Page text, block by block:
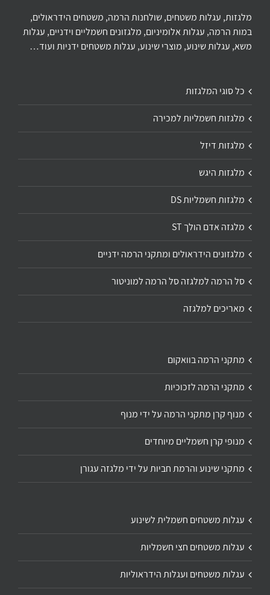
מלגזות, עגלות משטחים, שולחנות הרמה, משטחים הידראולים,
במות הרמה, עגלות אלומיניום, מלגזונים חשמליים וידניים, עגלות
משא, עגלות שינוע, מוצרי שינוע, עגלות משטחים ידניות ועוד…
כל סוגי המלגזות
מלגזות חשמליות למכירה
מלגזות דיזל
מלגזות היגש
מלגזות חשמליות DS
מלגזה אדם הולך ST
מלגזונים הידראולים ומתקני הרמה ידניים
סל הרמה למלגזה סל הרמה למוניטור
מאריכים למלגזה
מתקני הרמה בוואקום
מתקני הרמה לזכוכיות
מנוף קרן מתקני הרמה על ידי מנוף
מנופי קרן חשמליים מיוחדים
מתקני שינוע והרמת חביות על ידי מלגזה עגורן
עגלות משטחים חשמלית לשינוע
עגלות משטחים חצי חשמליות
עגלות משטחים ועגלות הידראוליות